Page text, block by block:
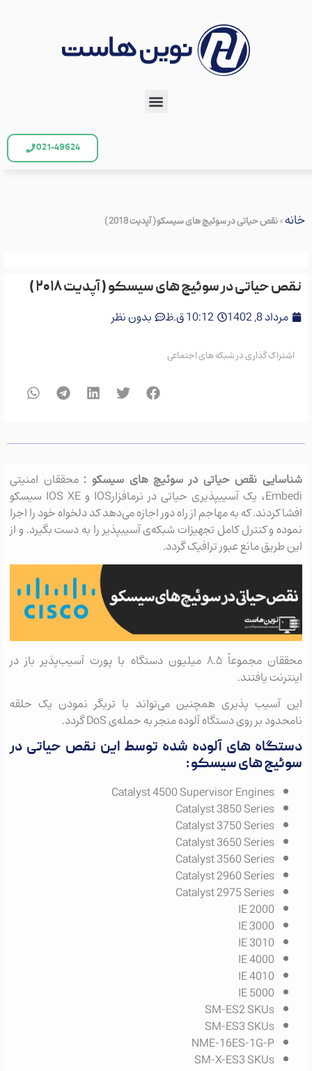
021-49624
خانه»نقص حیاتی در سوئیچ های سیسکو ( آپدیت 2018 )
نقص حیاتی در سوئیچ های سیسکو ( آپدیت ۲۰۱۸ )
مرداد 8, 1402 10:12 ق.ظ بدون نظر
اشتراک گذاری در شبکه های اجتماعی
شناسایی نقص حیاتی در سوئیچ های سیسکو : محققان امنیتی
Embedi، یک آسیب‎پذیری حیاتی در نرم‎افزارIOS و IOS XE سیسکو
افشا کردند. که به مهاجم از راه دور اجازه می‏‌دهد کد دلخواه خود را اجرا
نموده و کنترل کامل تجهیزات شبکه‏‌ی آسیب‎پذیر را به دست بگیرد. و از
این طریق مانع عبور ترافیک گردد.
محققان مجموعاً ۸.۵ میلیون دستگاه با پورت آسیب‏‌پذیر باز در
اینترنت یافتند.
این آسیب‌‏ پذیری همچنین می‏‌تواند با تریگر نمودن یک حلقه
نامحدود بر روی دستگاه آلوده منجر به حمله‌‏ی DoS گردد.
دستگاه های آلوده شده توسط این نقص حیاتی در
سوئیچ های سیسکو :
Catalyst 4500 Supervisor Engines
Catalyst 3850 Series
Catalyst 3750 Series
Catalyst 3650 Series
Catalyst 3560 Series
Catalyst 2960 Series
Catalyst 2975 Series
IE 2000
IE 3000
IE 3010
IE 4000
IE 4010
IE 5000
SM-ES2 SKUs
SM-ES3 SKUs
NME-16ES-1G-P
SM-X-ES3 SKUs